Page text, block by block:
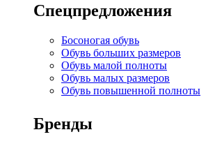
Спецпредложения
Босоногая обувь
Обувь больших размеров
Обувь малой полноты
Обувь малых размеров
Обувь повышенной полноты
Бренды